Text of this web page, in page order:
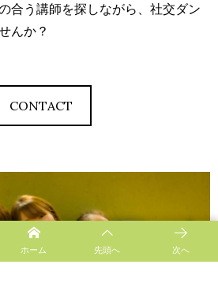
合う講師を探しながら、社交ダン
んか？
CONTACT
ホーム 先頭へ 次へ